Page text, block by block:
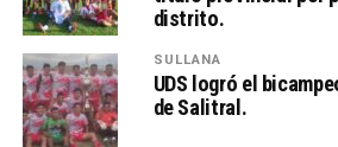
distrito.
SULLANA
UDS logró el
de Salitral.